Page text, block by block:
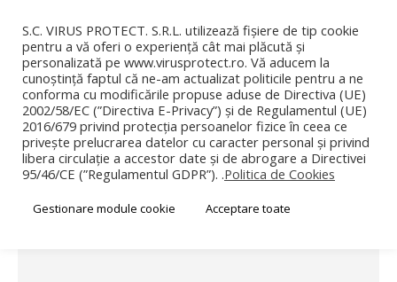
MAGAZIN
DEZINFECTIE
DEZINFECTANT PRIN NEBULIZARE NDP AIR TOTAL
S.C. VIRUS PROTECT. S.R.L. utilizează fișiere de tip cookie
pentru a vă oferi o experiență cât mai plăcută și
personalizată pe www.virusprotect.ro. Vă aducem la
cunoștință faptul că ne-am actualizat politicile pentru a ne
conforma cu modificările propuse aduse de Directiva (UE)
2002/58/EC (”Directiva E-Privacy”) și de Regulamentul (UE)
2016/679 privind protecția persoanelor fizice în ceea ce
privește prelucrarea datelor cu caracter personal și privind
libera circulație a accestor date și de abrogare a Directivei
95/46/CE (”Regulamentul GDPR”). .Politica de Cookies
Gestionare module cookie Acceptare toate